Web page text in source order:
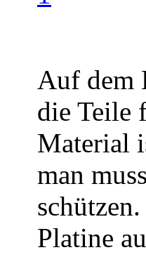
Auf dem
die Teile
Material
man
Platine